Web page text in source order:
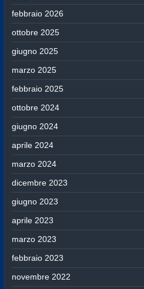
febbraio 2026
ottobre 2025
giugno 2025
marzo 2025
febbraio 2025
ottobre 2024
giugno 2024
aprile 2024
marzo 2024
dicembre 2023
giugno 2023
aprile 2023
marzo 2023
febbraio 2023
novembre 2022